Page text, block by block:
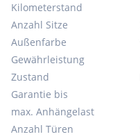
Kilometerstand
Anzahl Sitze
Außenfarbe
Gewährleistung
Zustand
Garantie bis
max. Anhängelast
Anzahl Türen